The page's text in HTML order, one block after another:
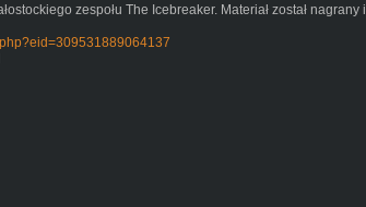
zespołu The Icebreaker. Materiał został nagrany i